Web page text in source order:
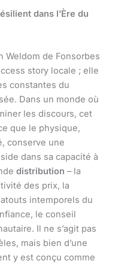
dans l’Ère du
Weldom de Fonsorbes
story locale ; elle
constantes du
Dans un monde où
les discours, cet
que le physique,
conserve une
dans sa capacité à
distribution – la
des prix, la
intemporels du
le conseil
Il ne s’agit pas
mais bien d’une
y est conçu comme